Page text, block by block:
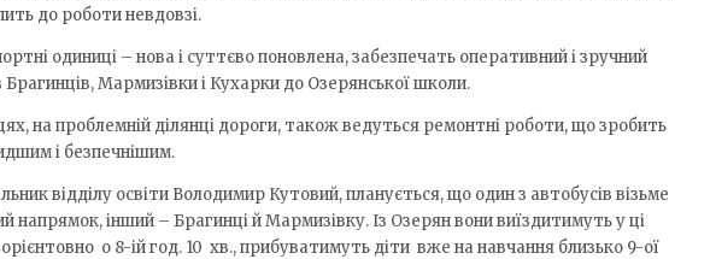
до роботи невдовзі.
одиниці – нова і суттєво поновлена, забезпечать оперативний і зручний
Брагинців, Мармизівки і Кухарки до Озерянської школи.
на проблемній ділянці дороги, також ведуться ремонтні роботи, що зробить
і безпечнішим.
відділу освіти Володимир Кутовий, планується, що один з автобусів візьме
напрямок, інший – Брагинці й Мармизівку. Із Озерян вони виїздитимуть у ці
о 8-ій год. 10 хв., прибуватимуть діти вже на навчання близько 9-ої